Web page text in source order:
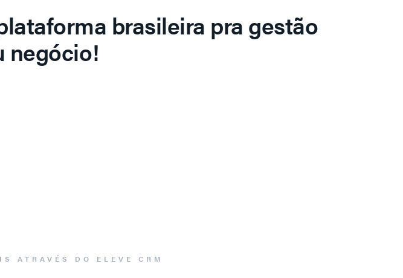
brasileira pra gestão
negócio!
ATRAVÉS DO ELEVE CRM